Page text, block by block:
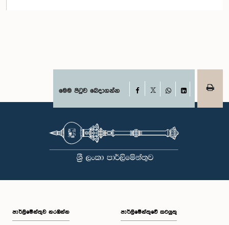
මෙම පිටුව බෙදාගන්න Facebook
WhatsAppLinkedIn
පාර්ලි‌මේන්තුව නරඹන්න පාර්ලිමේන්තුවේ කටයුතු